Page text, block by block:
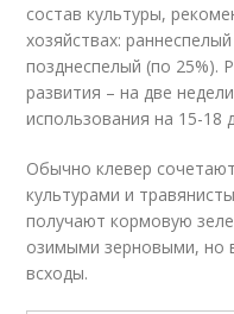
состав культуры,
хозяйствах:
позднеспелый (по 25%).
развития – на две
использования на 15-18
Обычно клевер
культурами и
получают кормовую
озимыми зерновыми, но
всходы.